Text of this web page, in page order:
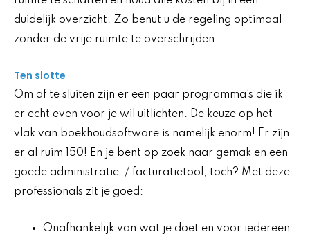
duidelijk overzicht. Zo benut u de regeling optimaal
zonder de vrije ruimte te overschrijden.
Ten slotte
Om af te sluiten zijn er een paar programma’s die ik
er echt even voor je wil uitlichten. De keuze op het
vlak van boekhoudsoftware is namelijk enorm! Er zijn
er al ruim 150! En je bent op zoek naar gemak en een
goede administratie-/ facturatietool, toch? Met deze
professionals zit je goed:
Onafhankelijk van wat je doet en voor iedereen